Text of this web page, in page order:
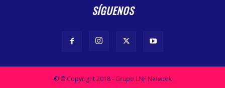
SÍGUENOS
© © Copyright 2018 - Grupo LNF Network